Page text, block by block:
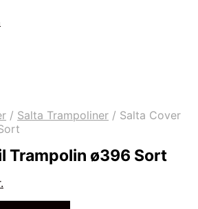
/ Salta Trampoliner / Salta Cover
Trampolin ø396 Sort